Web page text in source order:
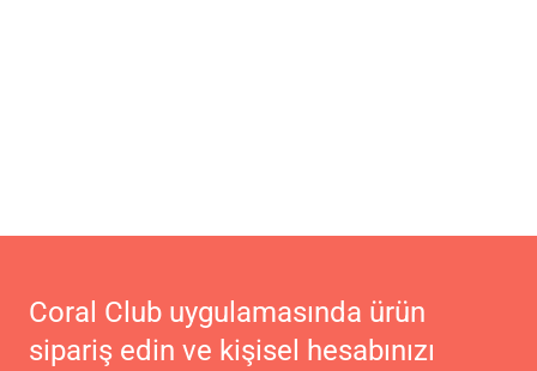
Coral Club uygulamasında ürün
sipariş edin ve kişisel hesabınızı